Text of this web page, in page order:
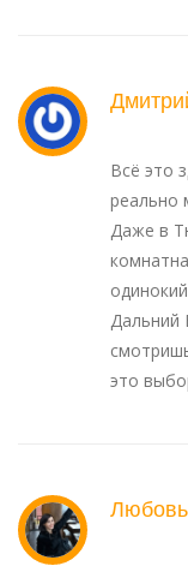
Всё это
реально
Даже в
Дальний
это